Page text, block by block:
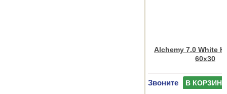
Alchemy 7.0 White
60x30
Звоните В КОРЗИНУ